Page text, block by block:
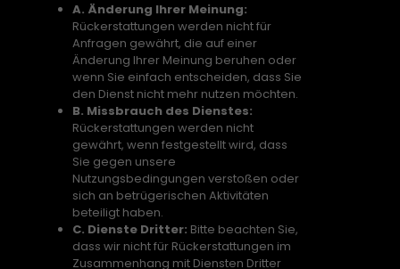
A. Änderung Ihrer Meinung:
Rückerstattungen werden nicht für
Anfragen gewährt, die auf einer
Änderung Ihrer Meinung beruhen oder
wenn Sie einfach entscheiden, dass Sie
den Dienst nicht mehr nutzen möchten.
B. Missbrauch des Dienstes:
Rückerstattungen werden nicht
gewährt, wenn festgestellt wird, dass
Sie gegen unsere
Nutzungsbedingungen verstoßen oder
sich an betrügerischen Aktivitäten
beteiligt haben.
C. Dienste Dritter: Bitte beachten Sie,
dass wir nicht für Rückerstattungen im
Zusammenhang mit Diensten Dritter